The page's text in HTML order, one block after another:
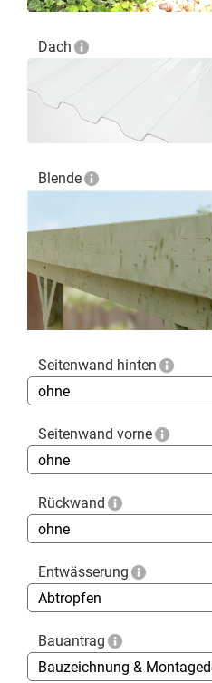
Dach
Blende
Seitenwand hinten
Seitenwand vorne
Rückwand
Entwässerung
Bauantrag